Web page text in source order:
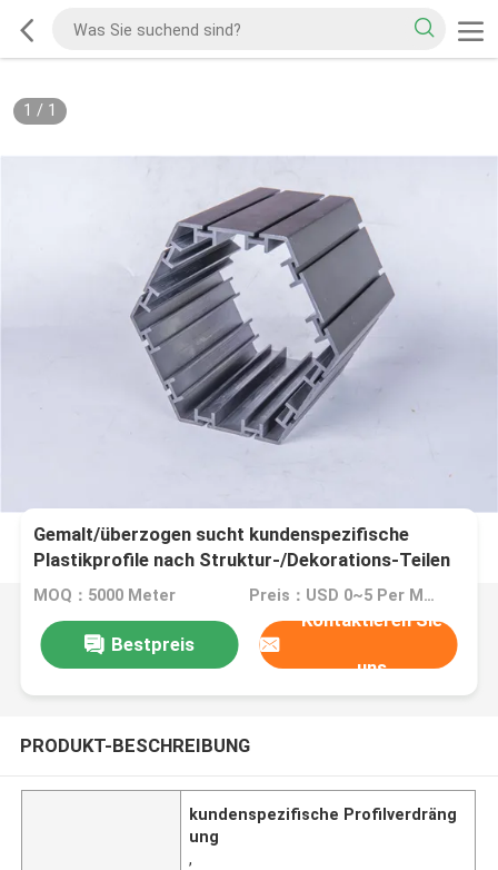
1 / 1
Gemalt/überzogen sucht kundenspezifische
Plastikprofile nach Struktur-/Dekorations-Teilen
MOQ：5000 Meter Preis：USD 0~5 Per Meter
Bestpreis
Kontaktieren Sie
uns
PRODUKT-BESCHREIBUNG
kundenspezifische Profilverdräng
ung
,